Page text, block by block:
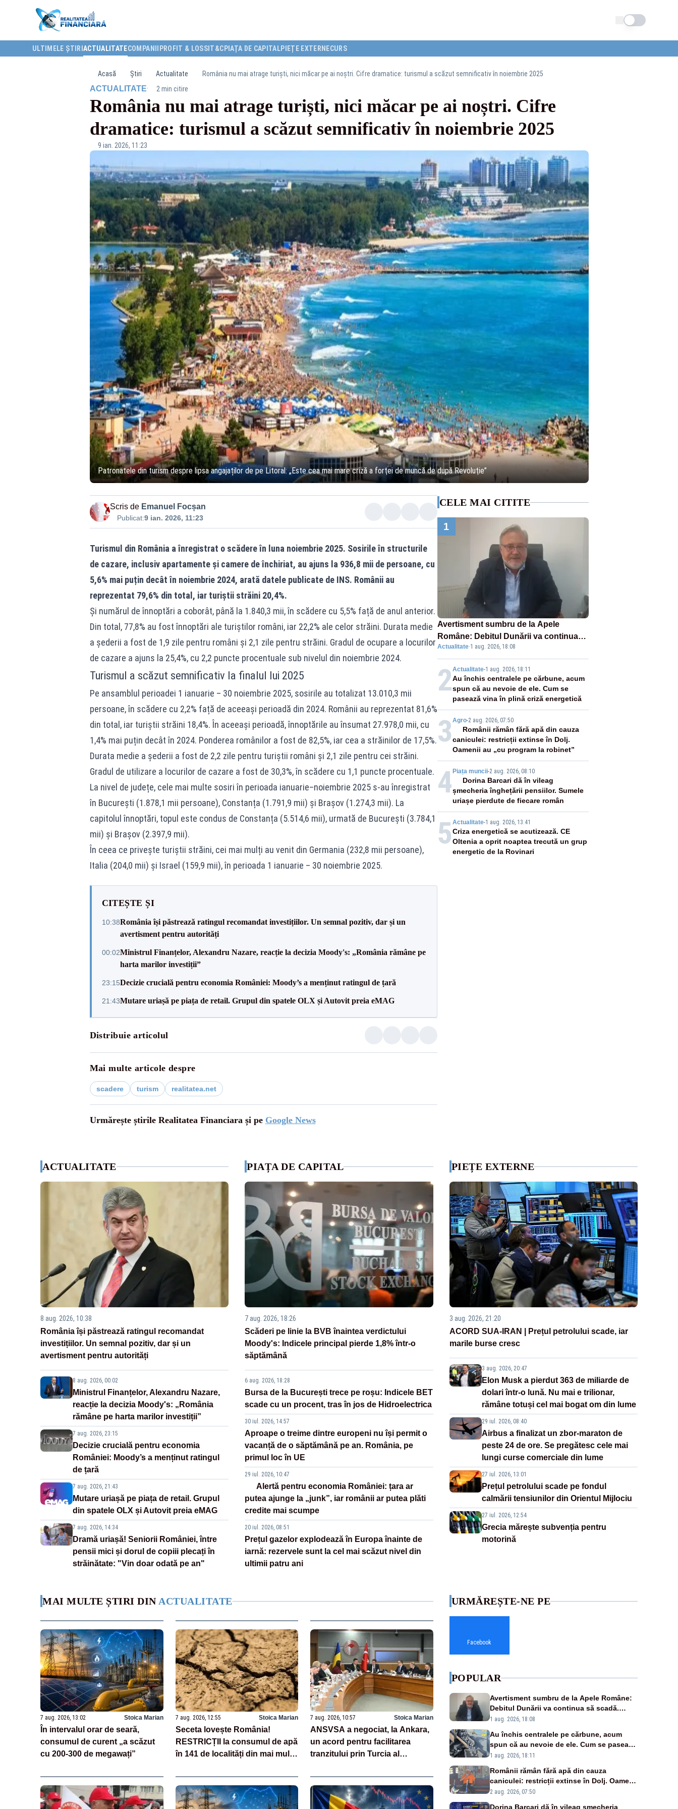
Schimba tema
ULTIMELE ȘTIRI ACTUALITATECOMPANII PROFIT & LOSS IT&C PIAȚA DE CAPITALPIEȚE EXTERNECURS
Acasă Știri Actualitate România nu mai atrage turiști, nici măcar pe ai noștri. Cifre dramatice: turismul a scăzut semnificativ în noiembrie 2025
ACTUALITATE· 2 min citire
România nu mai atrage turiști, nici măcar pe ai noștri. Cifre
dramatice: turismul a scăzut semnificativ în noiembrie 2025
9 ian. 2026, 11:23
Patronatele din turism despre lipsa angajaților de pe Litoral: „Este cea mai mare criză a forţei de muncă de după Revoluţie”
Scris de Emanuel Focșan
Publicat:9 ian. 2026, 11:23
Turismul din România a înregistrat o scădere în luna noiembrie 2025. Sosirile în structurile
de cazare, inclusiv apartamente și camere de închiriat, au ajuns la 936,8 mii de persoane, cu
5,6% mai puțin decât în noiembrie 2024, arată datele publicate de INS. Românii au
reprezentat 79,6% din total, iar turiștii străini 20,4%.
Și numărul de înnoptări a coborât, până la 1.840,3 mii, în scădere cu 5,5% față de anul anterior.
Din total, 77,8% au fost înnoptări ale turiștilor români, iar 22,2% ale celor străini. Durata medie
a șederii a fost de 1,9 zile pentru români și 2,1 zile pentru străini. Gradul de ocupare a locurilor
de cazare a ajuns la 25,4%, cu 2,2 puncte procentuale sub nivelul din noiembrie 2024.
Turismul a scăzut semnificativ la finalul lui 2025
Pe ansamblul perioadei 1 ianuarie – 30 noiembrie 2025, sosirile au totalizat 13.010,3 mii
persoane, în scădere cu 2,2% față de aceeași perioadă din 2024. Românii au reprezentat 81,6%
din total, iar turiștii străini 18,4%. În aceeași perioadă, înnoptările au însumat 27.978,0 mii, cu
1,4% mai puțin decât în 2024. Ponderea românilor a fost de 82,5%, iar cea a străinilor de 17,5%.
Durata medie a șederii a fost de 2,2 zile pentru turiștii români și 2,1 zile pentru cei străini.
Gradul de utilizare a locurilor de cazare a fost de 30,3%, în scădere cu 1,1 puncte procentuale.
La nivel de județe, cele mai multe sosiri în perioada ianuarie–noiembrie 2025 s-au înregistrat
în București (1.878,1 mii persoane), Constanța (1.791,9 mii) și Brașov (1.274,3 mii). La
capitolul înnoptări, topul este condus de Constanța (5.514,6 mii), urmată de București (3.784,1
mii) și Brașov (2.397,9 mii).
În ceea ce privește turiștii străini, cei mai mulți au venit din Germania (232,8 mii persoane),
Italia (204,0 mii) și Israel (159,9 mii), în perioada 1 ianuarie – 30 noiembrie 2025.
CITEȘTE ȘI
10:38România își păstrează ratingul recomandat investițiilor. Un semnal pozitiv, dar și un
avertisment pentru autorități
00:02Ministrul Finanțelor, Alexandru Nazare, reacție la decizia Moody's: „România rămâne pe
harta marilor investiții”
23:15Decizie crucială pentru economia României: Moody’s a menținut ratingul de țară
21:43Mutare uriașă pe piața de retail. Grupul din spatele OLX și Autovit preia eMAG
Distribuie articolul
Mai multe articole despre
scadere turism realitatea.net
Urmărește știrile Realitatea Financiara și pe Google News
CELE MAI CITITE
1
Avertisment sumbru de la Apele
Române: Debitul Dunării va continua
să scadă. Cernavodă s-ar putea închide
în 4 zile
Actualitate·1 aug. 2026, 18:08
2Actualitate-1 aug. 2026, 18:11
Au închis centralele pe cărbune, acum
spun că au nevoie de ele. Cum se
pasează vina în plină criză energetică
3 Agro-2 aug. 2026, 07:50
Românii rămân fără apă din cauza
caniculei: restricții extinse în Dolj.
Oamenii au „cu program la robinet”
4 Piața muncii-2 aug. 2026, 08:10
Dorina Barcari dă în vileag
șmecheria înghețării pensiilor. Sumele
uriașe pierdute de fiecare român
5 Actualitate-1 aug. 2026, 13:41
Criza energetică se acutizează. CE
Oltenia a oprit noaptea trecută un grup
energetic de la Rovinari
ACTUALITATE
8 aug. 2026, 10:38
România își păstrează ratingul recomandat
investițiilor. Un semnal pozitiv, dar și un
avertisment pentru autorități
8 aug. 2026, 00:02
Ministrul Finanțelor, Alexandru Nazare,
reacție la decizia Moody's: „România
rămâne pe harta marilor investiții”
7 aug. 2026, 23:15
Decizie crucială pentru economia
României: Moody’s a menținut ratingul
de țară
7 aug. 2026, 21:43
Mutare uriașă pe piața de retail. Grupul
din spatele OLX și Autovit preia eMAG
7 aug. 2026, 14:34
Dramă uriașă! Seniorii României, între
pensii mici și dorul de copiii plecați în
străinătate: "Vin doar odată pe an"
PIAȚA DE CAPITAL
7 aug. 2026, 18:26
Scăderi pe linie la BVB înaintea verdictului
Moody's: Indicele principal pierde 1,8% într-o
săptămână
6 aug. 2026, 18:28
Bursa de la București trece pe roșu: Indicele BET
scade cu un procent, tras în jos de Hidroelectrica
30 iul. 2026, 14:57
Aproape o treime dintre europeni nu își permit o
vacanță de o săptămână pe an. România, pe
primul loc în UE
29 iul. 2026, 10:47
Alertă pentru economia României: țara ar
putea ajunge la „junk”, iar românii ar putea plăti
credite mai scumpe
20 iul. 2026, 08:51
Prețul gazelor explodează în Europa înainte de
iarnă: rezervele sunt la cel mai scăzut nivel din
ultimii patru ani
PIEȚE EXTERNE
3 aug. 2026, 21:20
ACORD SUA-IRAN | Prețul petrolului scade, iar
marile burse cresc
3 aug. 2026, 20:47
Elon Musk a pierdut 363 de miliarde de
dolari într-o lună. Nu mai e trilionar,
rămâne totuși cel mai bogat om din lume
29 iul. 2026, 08:40
Airbus a finalizat un zbor-maraton de
peste 24 de ore. Se pregătesc cele mai
lungi curse comerciale din lume
27 iul. 2026, 13:01
Prețul petrolului scade pe fondul
calmării tensiunilor din Orientul Mijlociu
27 iul. 2026, 12:54
Grecia mărește subvenția pentru
motorină
MAI MULTE ȘTIRI DIN ACTUALITATE
7 aug. 2026, 13:02 Stoica Marian
În intervalul orar de seară,
consumul de curent „a scăzut
cu 200-300 de megawați”
7 aug. 2026, 12:55 Stoica Marian
Seceta lovește România!
RESTRICȚII la consumul de apă
în 141 de localități din mai multe
7 aug. 2026, 10:57 Stoica Marian
ANSVSA a negociat, la Ankara,
un acord pentru facilitarea
tranzitului prin Turcia al
URMĂREȘTE-NE PE
Facebook
POPULAR
Avertisment sumbru de la Apele Române:
Debitul Dunării va continua să scadă.
Cernavodă s-ar putea închide în 4 zile
1 aug. 2026, 18:08
Au închis centralele pe cărbune, acum
spun că au nevoie de ele. Cum se pasează
vina în plină criză energetică
1 aug. 2026, 18:11
Românii rămân fără apă din cauza
caniculei: restricții extinse în Dolj. Oamenii
au „cu program la robinet”
2 aug. 2026, 07:50
Dorina Barcari dă în vileag șmecheria